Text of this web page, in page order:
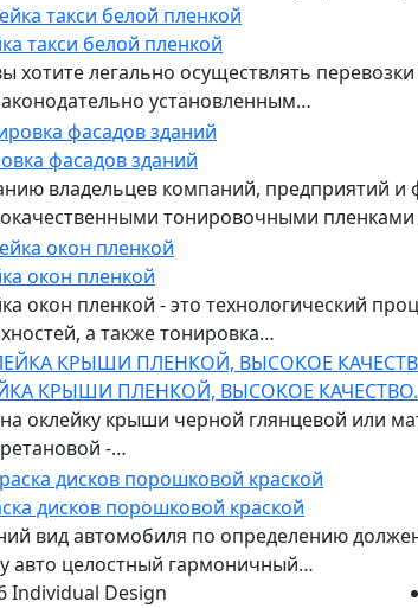
такси белой пленкой
хотите легально осуществлять
установленным…
фасадов зданий
владельцев компаний, предприятий и
тонировочными
окон пленкой
окон пленкой - это технологический
а также тонировка…
КРЫШИ ПЛЕНКОЙ, ВЫСОКОЕ КАЧЕСТВО.
оклейку крыши черной глянцевой или
-…
дисков порошковой краской
вид автомобиля по определению
авто целостный гармоничный…
Individual Design